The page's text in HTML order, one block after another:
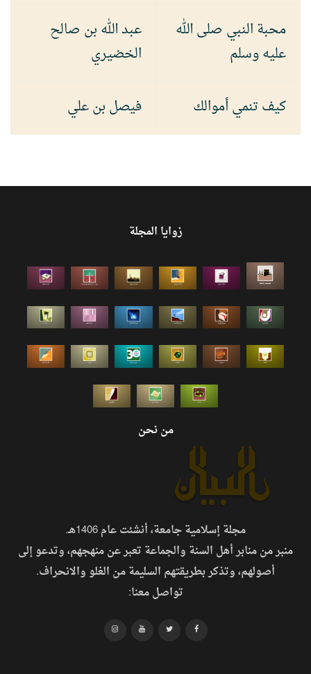
محبة النبي صلى الله
عليه وسلم
عبد الله بن صالح
الخضيري
كيف تنمي أموالك فيصل بن علي
زوايا المجلة
من نحن
مجلة إسلامية جامعة، أنشئت عام 1406هـ.
منبر من منابر أهل السنة والجماعة تعبر عن منهجهم، وتدعو إلى
أصولهم، وتذكر بطريقتهم السليمة من الغلو والانحراف.
تواصل معنا: